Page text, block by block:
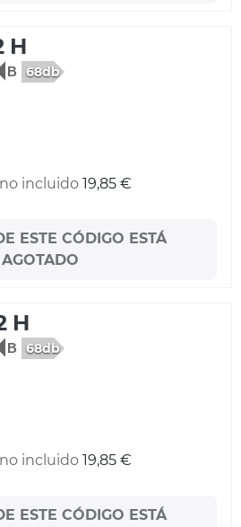
H
68db
incluido 19,85 €
ESTE CÓDIGO ESTÁ
AGOTADO
H
68db
incluido 19,85 €
ESTE CÓDIGO ESTÁ